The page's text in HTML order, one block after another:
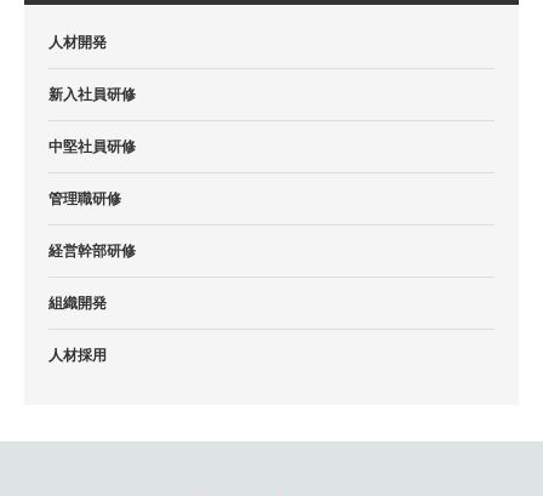
人材開発
新入社員研修
中堅社員研修
管理職研修
経営幹部研修
組織開発
人材採用